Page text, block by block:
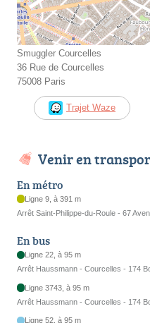
Smuggler Courcelles
36 Rue de Courcelles
75008 Paris
Trajet Waze
Venir en
En métro
Ligne 9, à 391 m
Arrêt Saint-Philippe-du-Roule - 67
En bus
Ligne 22, à 95 m
Arrêt Haussmann - Courcelles - 174
Ligne 3743, à 95 m
Arrêt Haussmann - Courcelles - 174
Ligne 52, à 95 m